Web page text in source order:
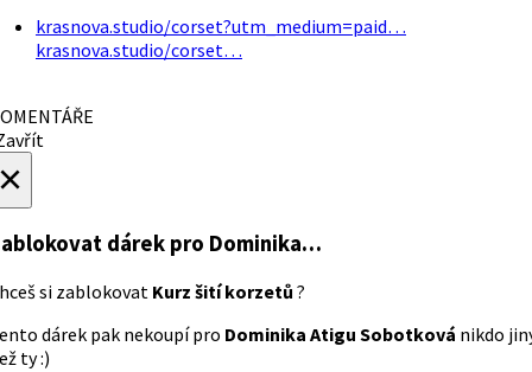
krasnova.studio/corset?utm_medium=paid…
krasnova.studio/corset…
dárek pro Dominika…
si zablokovat Kurz šití korzetů ?
dárek pak nekoupí pro Dominika Atigu Sobotková nikdo
ty :)